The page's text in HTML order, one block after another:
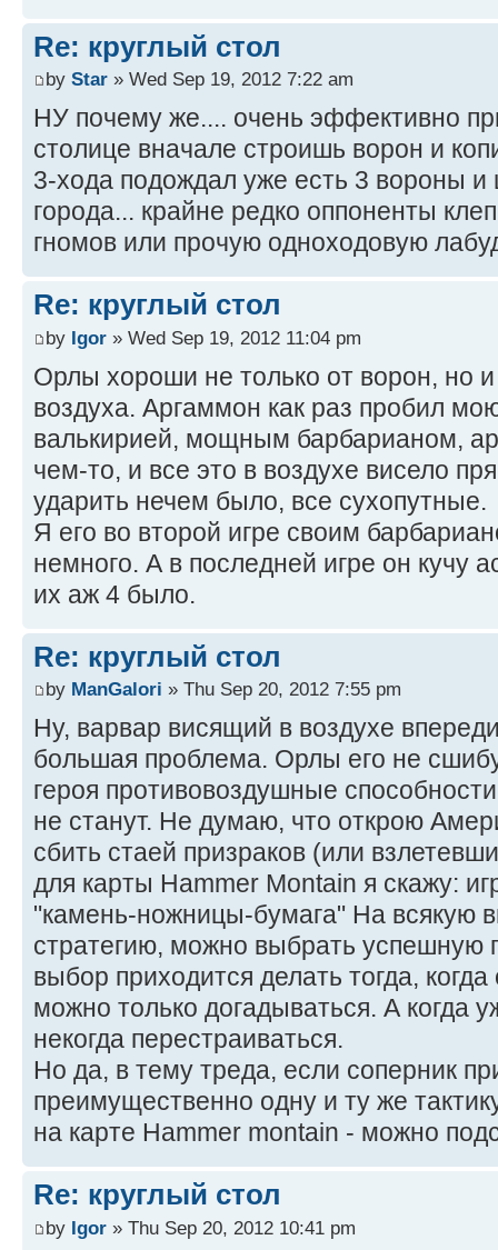
Re: круглый стол
by Star » Wed Sep 19, 2012 7:22 am
НУ почему же.... очень эффективно
столице вначале строишь ворон и
3-хода подождал уже есть 3 вороны
города... крайне редко оппоненты
гномов или прочую одноходовую
Re: круглый стол
by Igor » Wed Sep 19, 2012 11:04 pm
Орлы хороши не только от ворон, но
воздуха. Аргаммон как раз пробил
валькирией, мощным барбарианом,
чем-то, и все это в воздухе висело
ударить нечем было, все сухопутные.
Я его во второй игре своим
немного. А в последней игре он кучу
их аж 4 было.
Re: круглый стол
by ManGalori » Thu Sep 20, 2012 7:55 pm
Ну, варвар висящий в воздухе
большая проблема. Орлы его не
героя противовоздушные
не станут. Не думаю, что открою
сбить стаей призраков (или
для карты Hammer Montain я скажу:
"камень-ножницы-бумага" На всякую
стратегию, можно выбрать успешную
выбор приходится делать тогда,
можно только догадываться. А когда
некогда перестраиваться.
Но да, в тему треда, если соперник
преимущественно одну и ту же
на карте Hammer montain - можно
Re: круглый стол
by Igor » Thu Sep 20, 2012 10:41 pm